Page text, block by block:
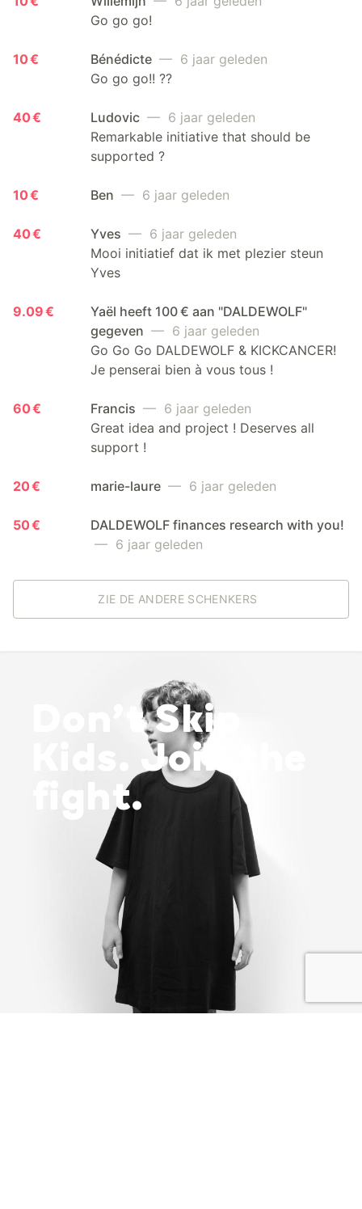
Go go go!
10 € Bénédicte — 6 jaar geleden
Go go go!! ??
40 € Ludovic — 6 jaar geleden
Remarkable initiative that should be
supported ?
10 € Ben — 6 jaar geleden
40 € Yves — 6 jaar geleden
Mooi initiatief dat ik met plezier steun
Yves
9.09 €
Yaël heeft 100 € aan "DALDEWOLF"
gegeven — 6 jaar geleden
Go Go Go DALDEWOLF & KICKCANCER!
Je penserai bien à vous tous !
60 € Francis — 6 jaar geleden
Great idea and project ! Deserves all
support !
20 € marie-laure — 6 jaar geleden
50 €
DALDEWOLF finances research with you!
— 6 jaar geleden
ZIE DE ANDERE SCHENKERS
Don’t Skip
Kids. Join the
fight.